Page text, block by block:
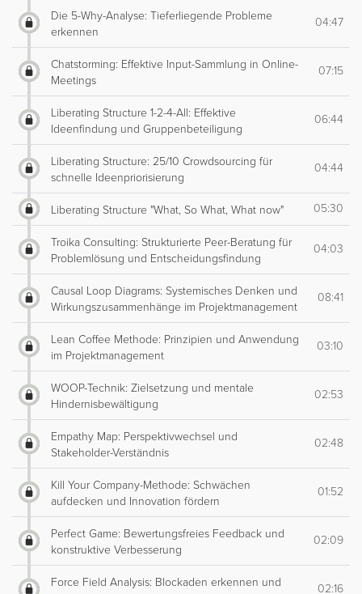
Die 5-Why-Analyse: Tieferliegende Probleme
erkennen
04:47
Chatstorming: Effektive Input-Sammlung in Online-
Meetings
07:15
Liberating Structure 1-2-4-All: Effektive
Ideenfindung und Gruppenbeteiligung
06:44
Liberating Structure: 25/10 Crowdsourcing für
schnelle Ideenpriorisierung
04:44
Liberating Structure "What, So What, What now" 05:30
Troika Consulting: Strukturierte Peer-Beratung für
Problemlösung und Entscheidungsfindung
04:03
Causal Loop Diagrams: Systemisches Denken und
Wirkungszusammenhänge im Projektmanagement
08:41
Lean Coffee Methode: Prinzipien und Anwendung
im Projektmanagement
03:10
WOOP-Technik: Zielsetzung und mentale
Hindernisbewältigung
02:53
Empathy Map: Perspektivwechsel und
Stakeholder-Verständnis
02:48
Kill Your Company-Methode: Schwächen
aufdecken und Innovation fördern
01:52
Perfect Game: Bewertungsfreies Feedback und
konstruktive Verbesserung
02:09
Force Field Analysis: Blockaden erkennen und
02:16